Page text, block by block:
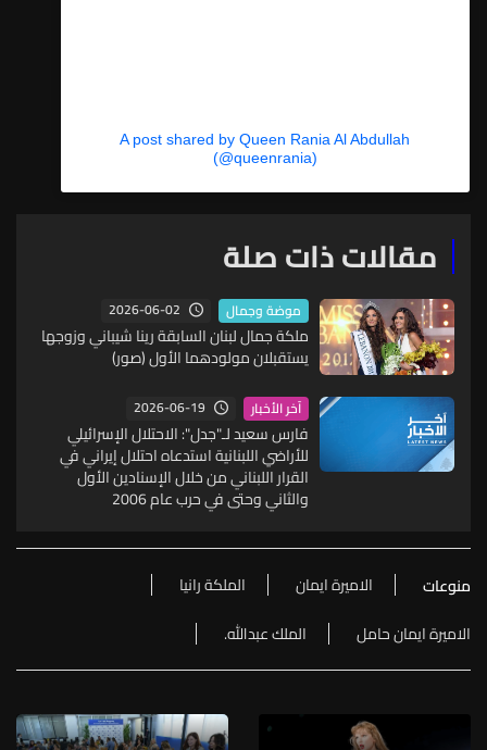
A post shared by Queen Rania Al Abdullah
(@queenrania)
مقالات ذات صلة
موضة وجمال 2026-06-02
ملكة جمال لبنان السابقة رينا شيباني وزوجها
يستقبلان مولودهما الأول (صور)
آخر الأخبار 2026-06-19
فارس سعيد لـ"جدل": الاحتلال الإسرائيلي
للأراضي اللبنانية استدعاه احتلال إيراني في
القرار اللبناني من خلال الإسنادين الأول
والثاني وحتى في حرب عام 2006
منوعات الاميرة ايمان
الملكة رانيا
الاميرة ايمان حامل
الملك عبدالله.